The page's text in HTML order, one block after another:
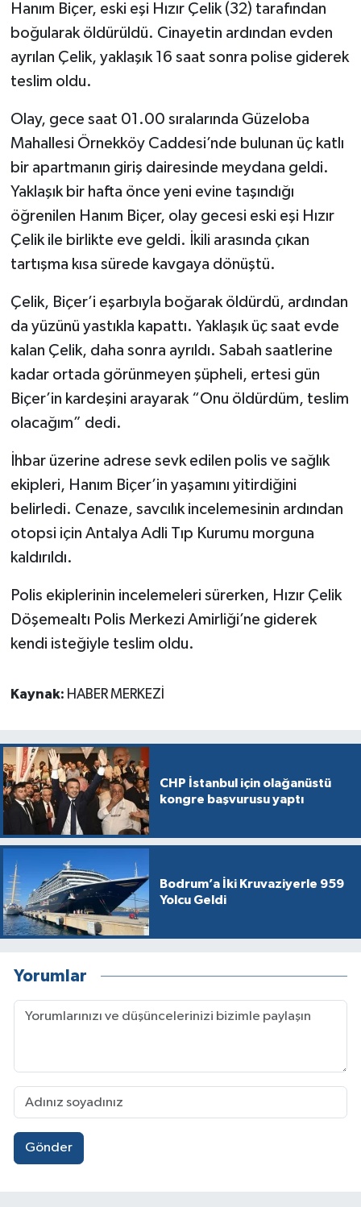
Hanım Biçer, eski eşi Hızır Çelik (32) tarafından
boğularak öldürüldü. Cinayetin ardından evden
ayrılan Çelik, yaklaşık 16 saat sonra polise giderek
teslim oldu.
Olay, gece saat 01.00 sıralarında Güzeloba
Mahallesi Örnekköy Caddesi’nde bulunan üç katlı
bir apartmanın giriş dairesinde meydana geldi.
Yaklaşık bir hafta önce yeni evine taşındığı
öğrenilen Hanım Biçer, olay gecesi eski eşi Hızır
Çelik ile birlikte eve geldi. İkili arasında çıkan
tartışma kısa sürede kavgaya dönüştü.
Çelik, Biçer’i eşarbıyla boğarak öldürdü, ardından
da yüzünü yastıkla kapattı. Yaklaşık üç saat evde
kalan Çelik, daha sonra ayrıldı. Sabah saatlerine
kadar ortada görünmeyen şüpheli, ertesi gün
Biçer’in kardeşini arayarak “Onu öldürdüm, teslim
olacağım” dedi.
İhbar üzerine adrese sevk edilen polis ve sağlık
ekipleri, Hanım Biçer’in yaşamını yitirdiğini
belirledi. Cenaze, savcılık incelemesinin ardından
otopsi için Antalya Adli Tıp Kurumu morguna
kaldırıldı.
Polis ekiplerinin incelemeleri sürerken, Hızır Çelik
Döşemealtı Polis Merkezi Amirliği’ne giderek
kendi isteğiyle teslim oldu.
Kaynak: HABER MERKEZİ
CHP İstanbul için olağanüstü
kongre başvurusu yaptı
Bodrum’a İki Kruvaziyerle 959
Yolcu Geldi
Yorumlar
Gönder